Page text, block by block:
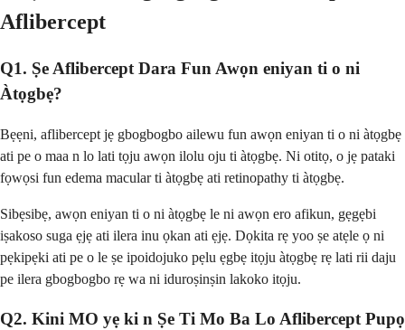
Aflibercept
Q1. Ṣe Aflibercept Dara Fun Awọn eniyan ti o ni
Àtọgbẹ?
Bẹẹni, aflibercept jẹ gbogbogbo ailewu fun awọn eniyan ti o ni àtọgbẹ
ati pe o maa n lo lati tọju awọn ilolu oju ti àtọgbẹ. Ni otitọ, o jẹ pataki
fọwọsi fun edema macular ti àtọgbẹ ati retinopathy ti àtọgbẹ.
Sibẹsibẹ, awọn eniyan ti o ni àtọgbẹ le ni awọn ero afikun, gẹgẹbi
iṣakoso suga ẹjẹ ati ilera inu ọkan ati ẹjẹ. Dọkita rẹ yoo ṣe atẹle ọ ni
pẹkipẹki ati pe o le ṣe ipoidojuko pẹlu ẹgbẹ itọju àtọgbẹ rẹ lati rii daju
pe ilera gbogbogbo rẹ wa ni iduroṣinṣin lakoko itọju.
Q2. Kini MO yẹ ki n Ṣe Ti Mo Ba Lo Aflibercept Pupọ